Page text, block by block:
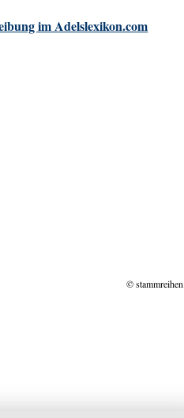
im Adelslexikon.com
©